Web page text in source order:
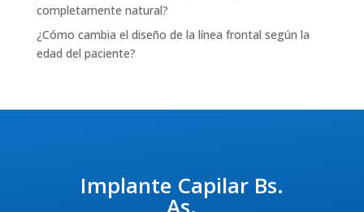
completamente natural?
¿Cómo cambia el diseño de la línea frontal según la
edad del paciente?
Implante Capilar Bs.